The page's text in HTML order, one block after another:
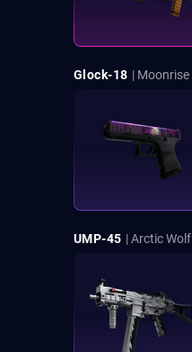
Glock-18 | Moonrise
UMP-45 | Arctic Wolf